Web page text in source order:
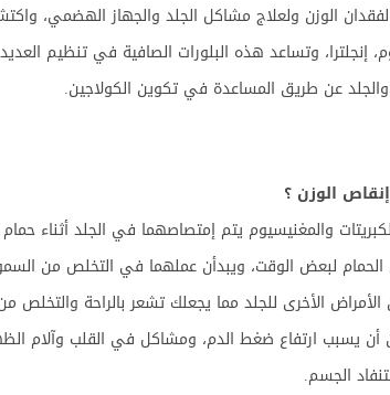
ويستخدم هذا الملح منذ عام 1900 لفقدان الوزن ولعلاج مشاكل الجلد والجهاز
إنجلترا، وتساعد هذه البلورات الصافية في تنظيم
عن طريق المساعدة في تكوين الكولاجين.
الوزن ؟
والمغنيسيوم يتم إمتصاصهما في الجلد أثناء
لبعض الوقت، ويبدأن عملهما في التخلص من
الأخرى للجلد مما يجعلك تشعر بالراحة والتخلص من
يسبب ارتفاع ضغط الدم، ومشاكل في القلب وآلام
الجسم.